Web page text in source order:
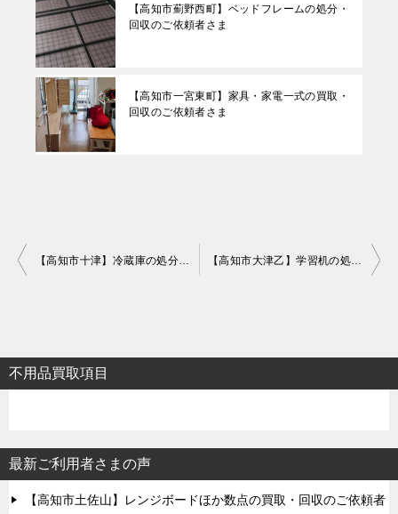
【高知市薊野西町】ベッドフレームの処分・
回収のご依頼者さま
【高知市一宮東町】家具・家電一式の買取・
回収のご依頼者さま
投
ゲ
ョ
ン
【高知市十津】冷蔵庫の処分・回収のご依頼者さま 【高知市大津乙】学習机の処分・回収のご依頼者さま
不用品買取項目
最新ご利用者さまの声
【高知市土佐山】レンジボードほか数点の買取・回収のご依頼者